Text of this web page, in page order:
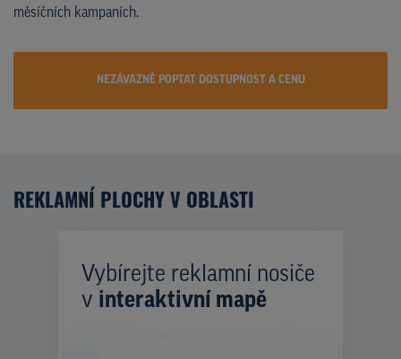
měsíčních kampaních.
NEZÁVAZNĚ POPTAT DOSTUPNOST A CENU
REKLAMNÍ PLOCHY V OBLASTI
Vybírejte reklamní nosiče
v interaktivní mapě